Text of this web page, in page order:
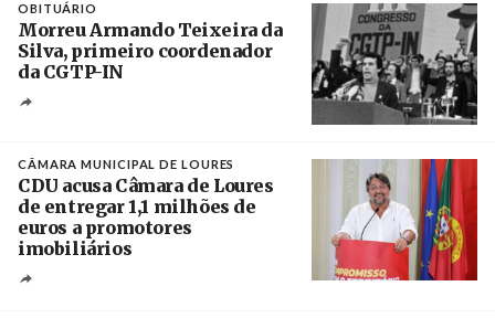
OBITUÁRIO
Morreu Armando Teixeira da
Silva, primeiro coordenador
da CGTP-IN
CÂMARA MUNICIPAL DE LOURES
CDU acusa Câmara de Loures
de entregar 1,1 milhões de
euros a promotores
imobiliários